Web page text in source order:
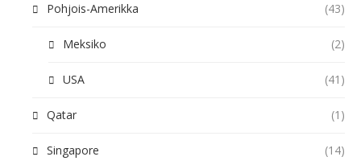
Pohjois-Amerikka (43)
Meksiko (2)
USA (41)
Qatar (1)
Singapore (14)